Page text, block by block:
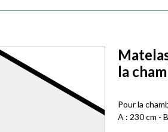
la
Pour la
A : 230 cm -